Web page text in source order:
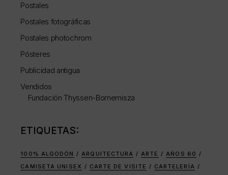
Postales
Postales fotográficas
Postales photochrom
Pósteres
Publicidad antigua
Vendidos
Fundación Thyssen-Bornemisza
ETIQUETAS:
100% ALGODÓN ARQUITECTURA ARTE
AÑOS 60
CAMISETA UNISEX
CARTE DE VISITE
CARTELERÍA